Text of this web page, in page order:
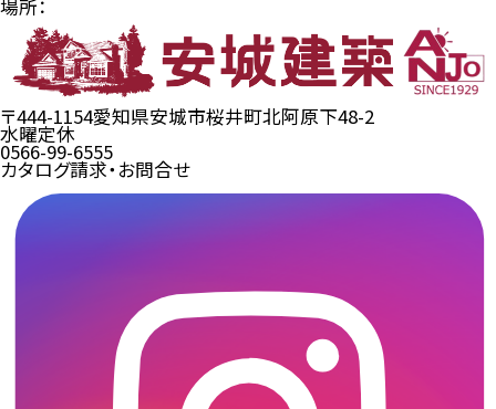
場所：
〒444-1154愛知県安城市桜井町北阿原下48-2
水曜定休
0566-99-6555
カタログ請求・お問合せ